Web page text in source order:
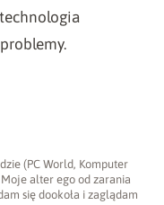
(PC World, Komputer
alter ego od zarania
się dookoła i zaglądam